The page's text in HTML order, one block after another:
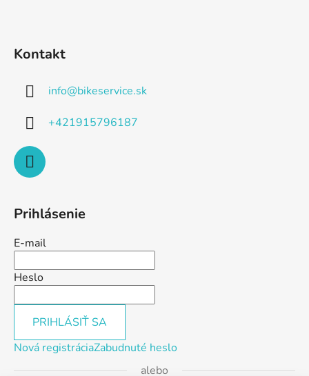
Kontakt
info@bikeservice.sk
+421915796187
Prihlásenie
E-mail
Heslo
PRIHLÁSIŤ SA
Nová registráciaZabudnuté heslo
alebo